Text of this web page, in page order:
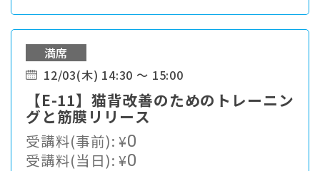
満席
12/03(木) 14:30 ～ 15:00
【E-11】猫背改善のためのトレーニン
グと筋膜リリース
受講料(事前):¥0
受講料(当日):¥0